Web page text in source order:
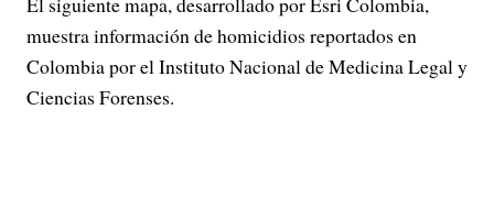
muestra información de homicidios reportados en
Colombia por el Instituto Nacional de Medicina Legal y
Ciencias Forenses.